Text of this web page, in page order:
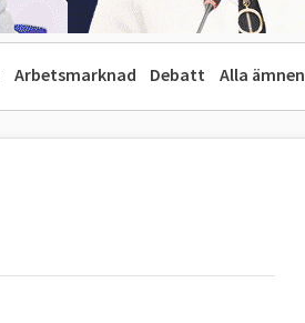
Arbetsmarknad Debatt Alla ämnen